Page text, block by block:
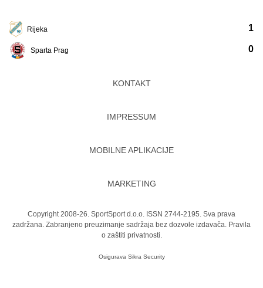
Rijeka
Sparta Prag
1
0
KONTAKT
IMPRESSUM
MOBILNE APLIKACIJE
MARKETING
Copyright 2008-26. SportSport d.o.o. ISSN 2744-2195. Sva prava
zadržana. Zabranjeno preuzimanje sadržaja bez dozvole izdavača. Pravila
o zaštiti privatnosti.
Osigurava Sikra Security